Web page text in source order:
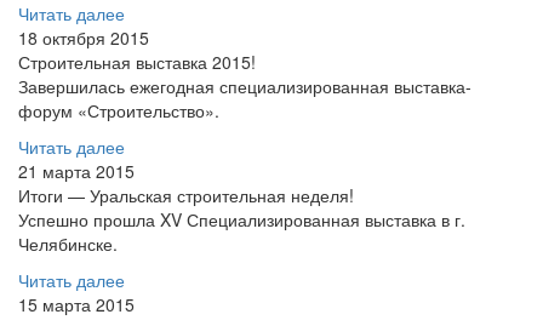
Читать далее
18 октября 2015
Строительная выставка 2015!
Завершилась ежегодная специализированная выставка-
форум «Строительство».
Читать далее
21 марта 2015
Итоги — Уральская строительная неделя!
Успешно прошла XV Специализированная выставка в г.
Челябинске.
Читать далее
15 марта 2015